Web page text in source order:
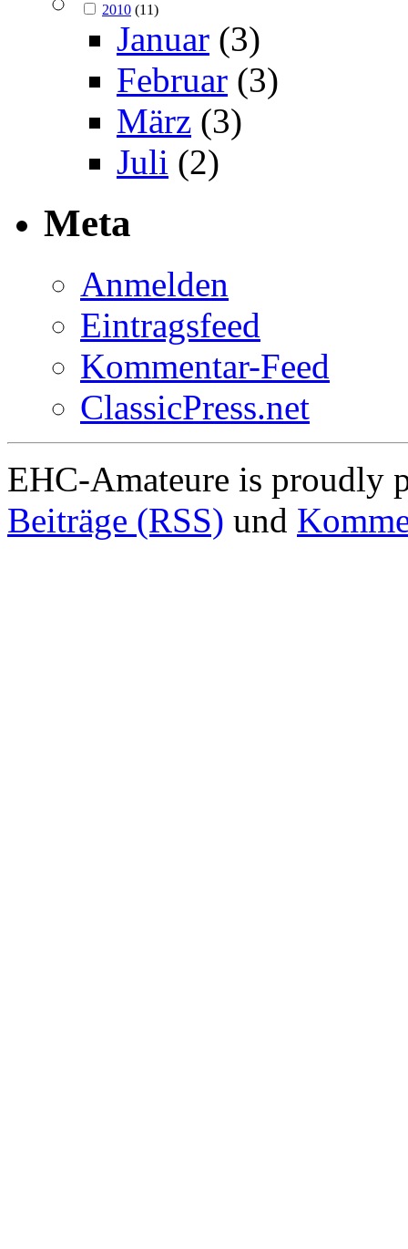
2010 (11)
Januar (3)
Februar (3)
März (3)
Juli (2)
Meta
Anmelden
Eintragsfeed
Kommentar-Feed
ClassicPress.net
EHC-Amateure is proudly
Beiträge (RSS) und